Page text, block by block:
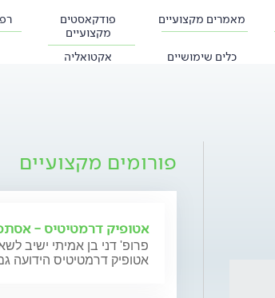
מאמרים מקצועיים
פודקאסטים
מקצועיים
כלים שימושיים אקטואליה
פורומים מקצועיים
אטופיק דרמטיטיס -
פרופ' דני בן אמיתי ישיב
אטופיק דרמטיטיס